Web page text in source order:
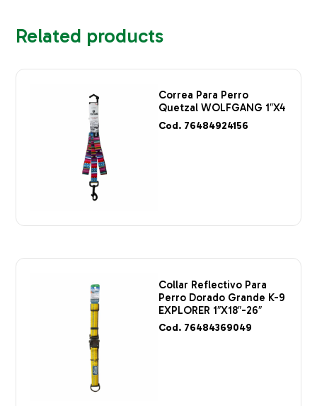
Related products
Correa Para Perro
Quetzal WOLFGANG 1″X4
Cod. 76484924156
Collar Reflectivo Para
Perro Dorado Grande K-9
EXPLORER 1″X18″-26″
Cod. 76484369049